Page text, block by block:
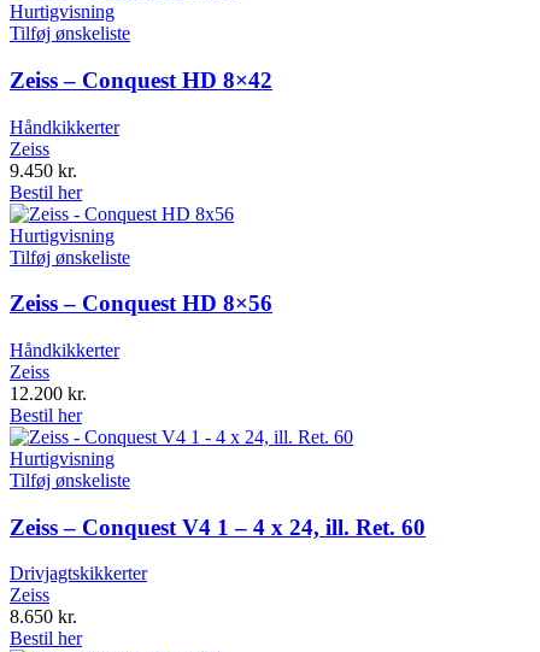
Hurtigvisning
Tilføj ønskeliste
Zeiss – Conquest HD 8×42
Håndkikkerter
Zeiss
9.450 kr.
Bestil her
Hurtigvisning
Tilføj ønskeliste
Zeiss – Conquest HD 8×56
Håndkikkerter
Zeiss
12.200 kr.
Bestil her
Hurtigvisning
Tilføj ønskeliste
Zeiss – Conquest V4 1 – 4 x 24, ill. Ret. 60
Drivjagtskikkerter
Zeiss
8.650 kr.
Bestil her